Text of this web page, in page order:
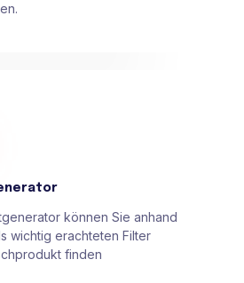
können Sie anhand
wichtig erachteten Filter
finden